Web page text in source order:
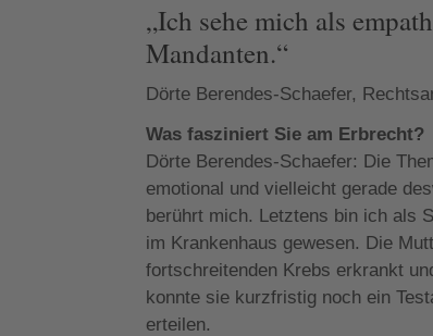
„Ich sehe mich als
Mandanten.“
Dörte Berendes-Schaefer,
Was fasziniert Sie am Erbrecht?
Dörte Berendes-Schaefer: Die
emotional und vielleicht gerade
berührt mich. Letztens bin ich als
im Krankenhaus gewesen. Die
fortschreitenden Krebs erkrankt
konnte sie kurzfristig noch ein
erteilen.